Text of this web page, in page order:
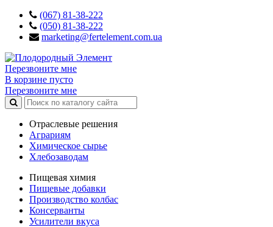
(067) 81-38-222
(050) 81-38-222
marketing@fertelement.com.ua
Перезвоните мне
В корзине пусто
Перезвоните мне
Отраслевые решения
Аграриям
Химическое сырье
Хлебозаводам
Пищевая химия
Пищевые добавки
Производство колбас
Консерванты
Усилители вкуса